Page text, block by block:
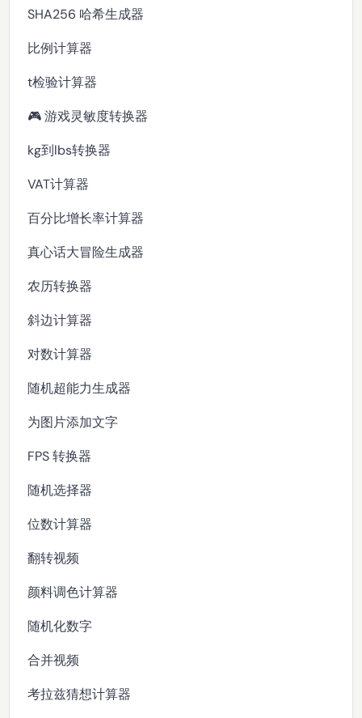
SHA256 哈希生成器
比例计算器
t检验计算器
🎮 游戏灵敏度转换器
kg到lbs转换器
VAT计算器
百分比增长率计算器
真心话大冒险生成器
农历转换器
斜边计算器
对数计算器
随机超能力生成器
为图片添加文字
FPS 转换器
随机选择器
位数计算器
翻转视频
颜料调色计算器
随机化数字
合并视频
考拉兹猜想计算器